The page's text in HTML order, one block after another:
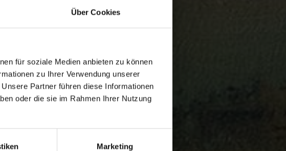
Über Cookies
für soziale Medien anbieten zu können
zu Ihrer Verwendung unserer
Partner führen diese Informationen
oder die sie im Rahmen Ihrer Nutzung
Marketing